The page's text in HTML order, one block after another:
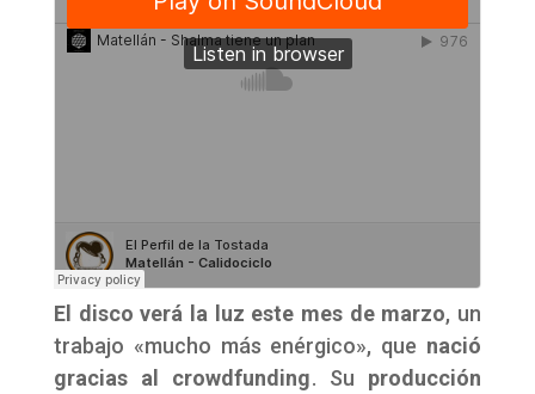
El disco verá la luz este mes de marzo, un
trabajo «mucho más enérgico», que nació
gracias al crowdfunding. Su producción